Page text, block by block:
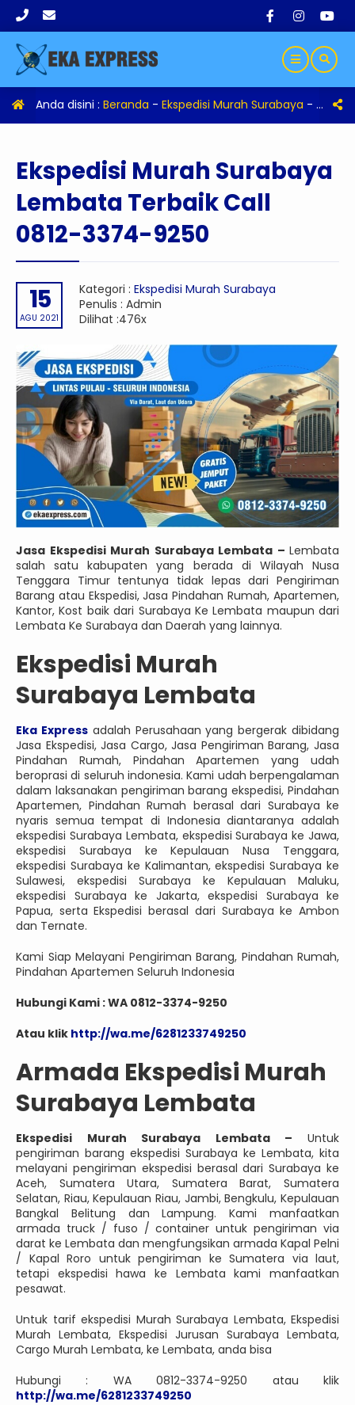
Anda disini : Beranda - Ekspedisi Murah Surabaya -
Ekspedisi Murah Surabaya
Lembata Terbaik Call
0812-3374-9250
15
AGU 2021
Kategori : Ekspedisi Murah Surabaya
Penulis : Admin
Dilihat :476x
Jasa Ekspedisi Murah Surabaya Lembata – Lembata
salah satu kabupaten yang berada di Wilayah Nusa
Tenggara Timur tentunya tidak lepas dari Pengiriman
Barang atau Ekspedisi, Jasa Pindahan Rumah, Apartemen,
Kantor, Kost baik dari Surabaya Ke Lembata maupun dari
Lembata Ke Surabaya dan Daerah yang lainnya.
Ekspedisi Murah
Surabaya Lembata
Eka Expressadalah Perusahaan yang bergerak dibidang
Jasa Ekspedisi, Jasa Cargo, Jasa Pengiriman Barang, Jasa
Pindahan Rumah, Pindahan Apartemen yang udah
beroprasi di seluruh indonesia. Kami udah berpengalaman
dalam laksanakan pengiriman barang ekspedisi, Pindahan
Apartemen, Pindahan Rumah berasal dari Surabaya ke
nyaris semua tempat di Indonesia diantaranya adalah
ekspedisi Surabaya Lembata, ekspedisi Surabaya ke Jawa,
ekspedisi Surabaya ke Kepulauan Nusa Tenggara,
ekspedisi Surabaya ke Kalimantan, ekspedisi Surabaya ke
Sulawesi, ekspedisi Surabaya ke Kepulauan Maluku,
ekspedisi Surabaya ke Jakarta, ekspedisi Surabaya ke
Papua, serta Ekspedisi berasal dari Surabaya ke Ambon
dan Ternate.
Kami Siap Melayani Pengiriman Barang, Pindahan Rumah,
Pindahan Apartemen Seluruh Indonesia
Hubungi Kami : WA 0812-3374-9250
Atau klik http://wa.me/6281233749250
Armada Ekspedisi Murah
Surabaya Lembata
Ekspedisi Murah Surabaya Lembata – Untuk
pengiriman barang ekspedisi Surabaya ke Lembata, kita
melayani pengiriman ekspedisi berasal dari Surabaya ke
Aceh, Sumatera Utara, Sumatera Barat, Sumatera
Selatan, Riau, Kepulauan Riau, Jambi, Bengkulu, Kepulauan
Bangkal Belitung dan Lampung. Kami manfaatkan
armada truck / fuso / container untuk pengiriman via
darat ke Lembata dan mengfungsikan armada Kapal Pelni
/ Kapal Roro untuk pengiriman ke Sumatera via laut,
tetapi ekspedisi hawa ke Lembata kami manfaatkan
pesawat.
Untuk tarif ekspedisi Murah Surabaya Lembata, Ekspedisi
Murah Lembata, Ekspedisi Jurusan Surabaya Lembata,
Cargo Murah Lembata, ke Lembata, anda bisa
Hubungi : WA 0812-3374-9250 atau klik
http://wa.me/6281233749250